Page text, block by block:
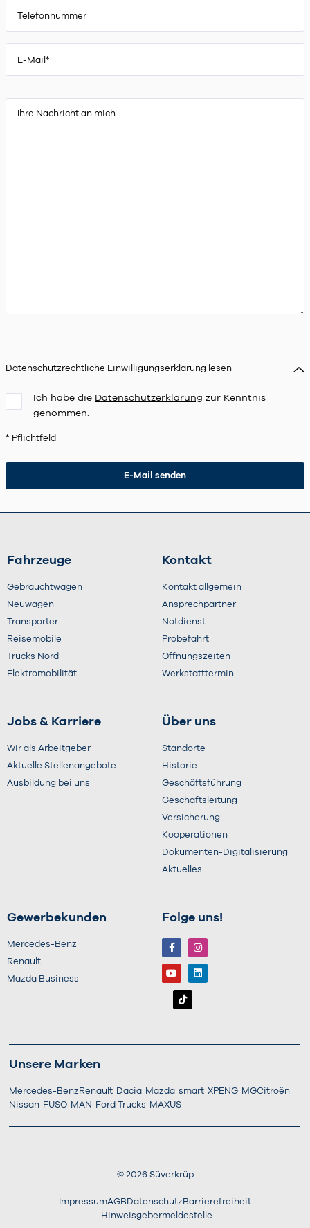
Datenschutzrechtliche Einwilligungserklärung lesen
Ich habe die Datenschutzerklärung zur Kenntnis
genommen.
* Pflichtfeld
Fahrzeuge
Gebrauchtwagen
Neuwagen
Transporter
Reisemobile
Trucks Nord
Elektromobilität
Kontakt
Kontakt allgemein
Ansprechpartner
Notdienst
Probefahrt
Öffnungszeiten
Werkstatttermin
Jobs & Karriere
Wir als Arbeitgeber
Aktuelle Stellenangebote
Ausbildung bei uns
Über uns
Standorte
Historie
Geschäftsführung
Geschäftsleitung
Versicherung
Kooperationen
Dokumenten-Digitalisierung
Aktuelles
Gewerbekunden
Mercedes-Benz
Renault
Mazda Business
Folge uns!
Unsere Marken
Mercedes-Benz Renault Dacia Mazda smart XPENG MGCitroën
Nissan FUSO MAN Ford Trucks MAXUS
© 2026Süverkrüp
ImpressumAGB Datenschutz Barrierefreiheit
Hinweisgebermeldestelle